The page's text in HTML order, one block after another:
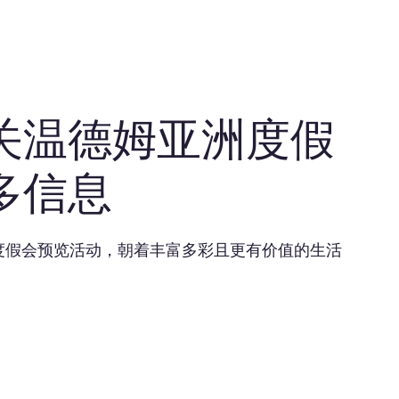
温德姆亚洲度假
信息
会预览活动，朝着丰富多彩且更有价值的生活